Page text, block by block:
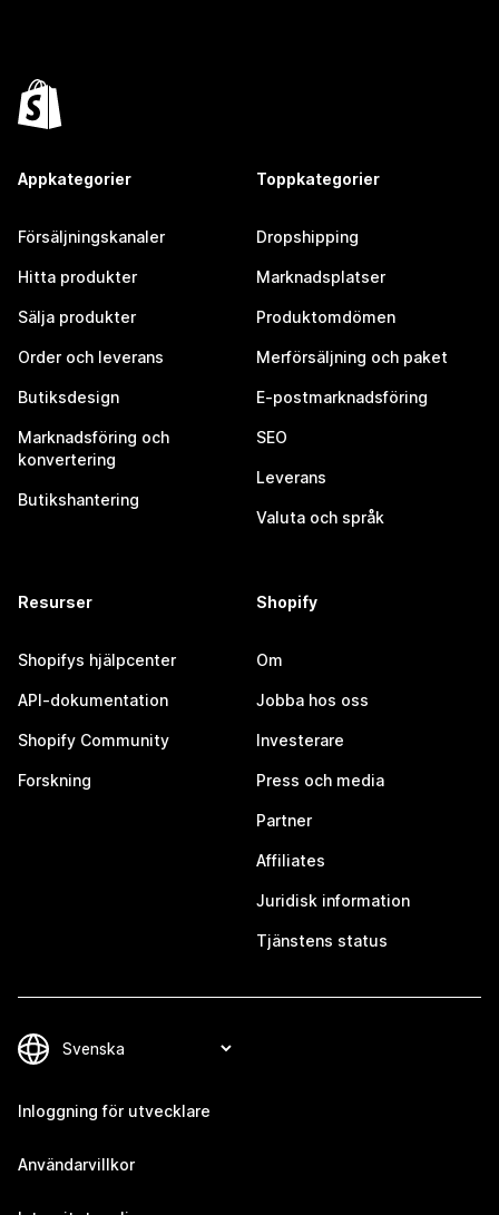
Appkategorier
Försäljningskanaler
Hitta produkter
Sälja produkter
Order och leverans
Butiksdesign
Marknadsföring och
konvertering
Butikshantering
Toppkategorier
Dropshipping
Marknadsplatser
Produktomdömen
Merförsäljning och paket
E-postmarknadsföring
SEO
Leverans
Valuta och språk
Resurser
Shopifys hjälpcenter
API-dokumentation
Shopify Community
Forskning
Shopify
Om
Jobba hos oss
Investerare
Press och media
Partner
Affiliates
Juridisk information
Tjänstens status
Inloggning för utvecklare
Användarvillkor